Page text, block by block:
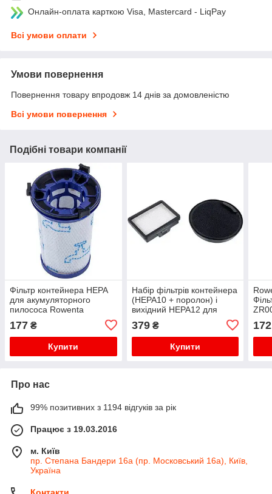
Онлайн-оплата карткою Visa, Mastercard - LiqPay
Всі умови оплати
Умови повернення
Повернення товару впродовж 14 днів за домовленістю
Всі умови повернення
Подібні товари компанії
Фільтр контейнера HEPA
для акумуляторного
пилососа Rowenta
177 ₴
Купити
Набір фільтрів контейнера
(HEPA10 + поролон) і
вихідний HEPA12 для
BGS05/BGC05 BBZ152EF
379₴
Купити
172
Про нас
99% позитивних з 1194 відгуків за рік
Працює з 19.03.2016
м. Київ
пр. Степана Бандери 16а (пр. Московський 16а), Київ,
Україна
Контакти